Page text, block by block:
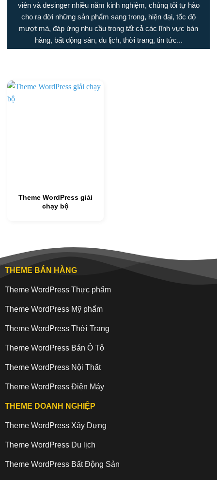
viên và desinger nhiều năm kinh nghiệm, chúng tôi tự hào
cho ra đời những sản phẩm sang trong, hiện đại, tốc độ
mượt mà, đáp ứng nhu cầu trong tất cả các lĩnh vực bán
hàng, bất động sản, du lịch, thời trang, tin tức...
Theme WordPress giải
chạy bộ
THEME BÁN HÀNG
Theme WordPress Thực phẩm
Theme WordPress Mỹ phẩm
Theme WordPress Thời Trang
Theme WordPress Bán Ô Tô
Theme WordPress Nội Thất
Theme WordPress Điện Máy
THEME DOANH NGHIỆP
Theme WordPress Xây Dựng
Theme WordPress Du lịch
Theme WordPress Bất Động Sản